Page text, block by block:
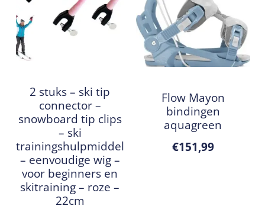
2 stuks – ski tip
connector –
snowboard tip clips
– ski
trainingshulpmiddel
– eenvoudige wig –
voor beginners en
skitraining – roze –
22cm
Flow Mayon
bindingen
aquagreen
€151,99